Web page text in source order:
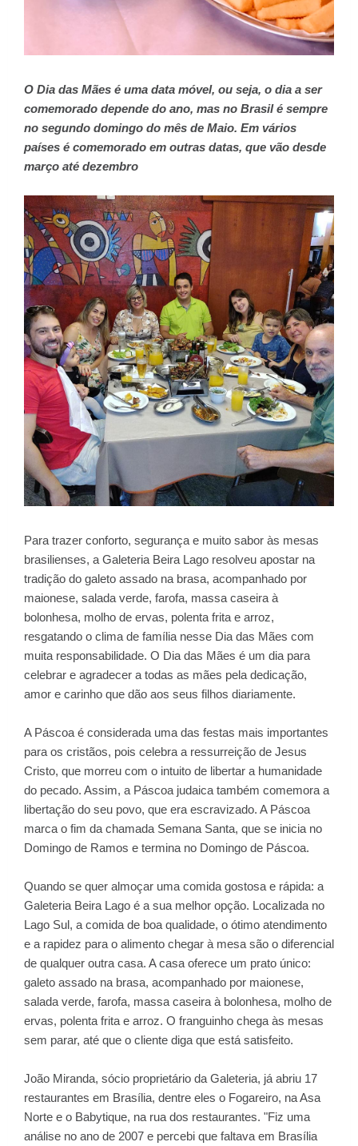
O Dia das Mães é uma data móvel, ou seja, o dia a ser
comemorado depende do ano, mas no Brasil é sempre
no segundo domingo do mês de Maio. Em vários
países é comemorado em outras datas, que vão desde
março até dezembro
Para trazer conforto, segurança e muito sabor às mesas
brasilienses, a Galeteria Beira Lago resolveu apostar na
tradição do galeto assado na brasa, acompanhado por
maionese, salada verde, farofa, massa caseira à
bolonhesa, molho de ervas, polenta frita e arroz,
resgatando o clima de família nesse Dia das Mães com
muita responsabilidade. O Dia das Mães é um dia para
celebrar e agradecer a todas as mães pela dedicação,
amor e carinho que dão aos seus filhos diariamente.
A Páscoa é considerada uma das festas mais importantes
para os cristãos, pois celebra a ressurreição de Jesus
Cristo, que morreu com o intuito de libertar a humanidade
do pecado. Assim, a Páscoa judaica também comemora a
libertação do seu povo, que era escravizado. A Páscoa
marca o fim da chamada Semana Santa, que se inicia no
Domingo de Ramos e termina no Domingo de Páscoa.
Quando se quer almoçar uma comida gostosa e rápida: a
Galeteria Beira Lago é a sua melhor opção. Localizada no
Lago Sul, a comida de boa qualidade, o ótimo atendimento
e a rapidez para o alimento chegar à mesa são o diferencial
de qualquer outra casa. A casa oferece um prato único:
galeto assado na brasa, acompanhado por maionese,
salada verde, farofa, massa caseira à bolonhesa, molho de
ervas, polenta frita e arroz. O franguinho chega às mesas
sem parar, até que o cliente diga que está satisfeito.
João Miranda, sócio proprietário da Galeteria, já abriu 17
restaurantes em Brasília, dentre eles o Fogareiro, na Asa
Norte e o Babytique, na rua dos restaurantes. "Fiz uma
análise no ano de 2007 e percebi que faltava em Brasília